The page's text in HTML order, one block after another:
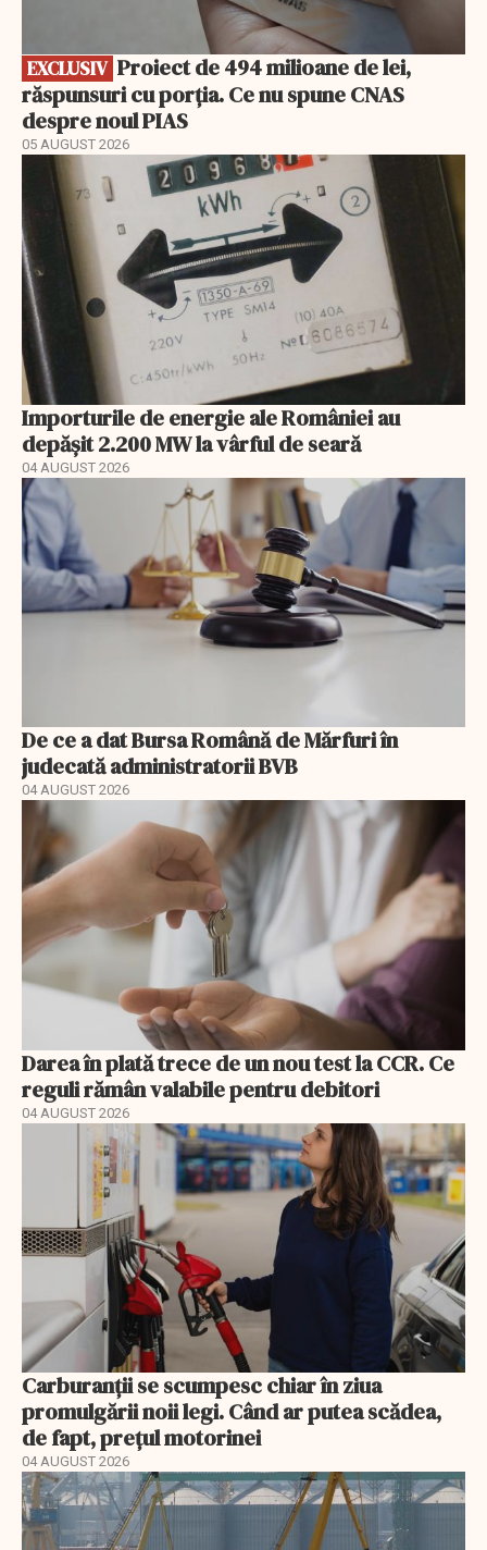
EXCLUSIV
răspunsuri cu porția. Ce nu spune CNAS
despre noul PIAS
05 AUGUST 2026
Importurile de energie ale României au
depășit 2.200 MW la vârful de seară
04 AUGUST 2026
De ce a dat Bursa Română de Mărfuri în
judecată administratorii BVB
04 AUGUST 2026
Darea în plată trece de un nou test la CCR. Ce
reguli rămân valabile pentru debitori
04 AUGUST 2026
Carburanții se scumpesc chiar în ziua
promulgării noii legi. Când ar putea scădea,
de fapt, prețul motorinei
04 AUGUST 2026